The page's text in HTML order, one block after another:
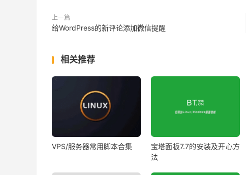
上一篇
给WordPress的新评论添加微信提醒
相关推荐
VPS/服务器常用脚本合集
宝塔面板7.7的安装及开心方
法